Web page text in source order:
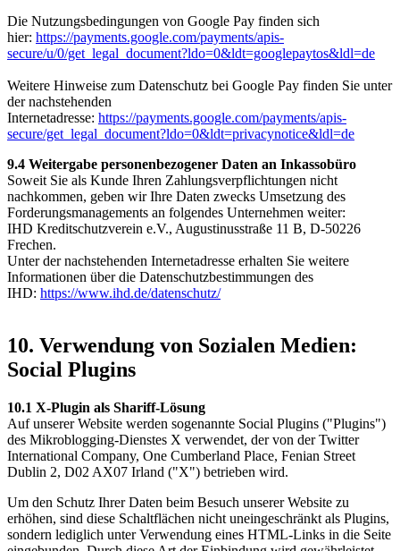
Die Nutzungsbedingungen von Google Pay finden sich
hier: https://payments.google.com/payments/apis-
secure/u/0/get_legal_document?ldo=0&ldt=googlepaytos&ldl=de
Weitere Hinweise zum Datenschutz bei Google Pay finden Sie unter
der nachstehenden
Internetadresse: https://payments.google.com/payments/apis-
secure/get_legal_document?ldo=0&ldt=privacynotice&ldl=de
9.4 Weitergabe personenbezogener Daten an Inkassobüro
Soweit Sie als Kunde Ihren Zahlungsverpflichtungen nicht
nachkommen, geben wir Ihre Daten zwecks Umsetzung des
Forderungsmanagements an folgendes Unternehmen weiter:
IHD Kreditschutzverein e.V., Augustinusstraße 11 B, D-50226
Frechen.
Unter der nachstehenden Internetadresse erhalten Sie weitere
Informationen über die Datenschutzbestimmungen des
IHD: https://www.ihd.de/datenschutz/
10. Verwendung von Sozialen Medien:
Social Plugins
10.1 X-Plugin als Shariff-Lösung
Auf unserer Website werden sogenannte Social Plugins ("Plugins")
des Mikroblogging-Dienstes X verwendet, der von der Twitter
International Company, One Cumberland Place, Fenian Street
Dublin 2, D02 AX07 Irland ("X") betrieben wird.
Um den Schutz Ihrer Daten beim Besuch unserer Website zu
erhöhen, sind diese Schaltflächen nicht uneingeschränkt als Plugins,
sondern lediglich unter Verwendung eines HTML-Links in die Seite